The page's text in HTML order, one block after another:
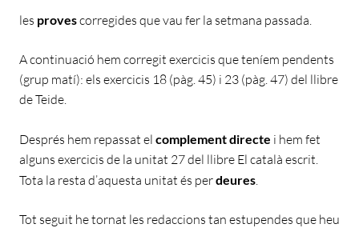
les provescorregides que vau fer la setmana passada.
A continuació hem corregit exercicis que teníem pendents
(grup matí): els exercicis 18 (pàg. 45) i 23 (pàg. 47) del llibre
de Teide.
Després hem repassat el complement directe i hem fet
alguns exercicis de la unitat 27 del llibre El català escrit.
Tota la resta d’aquesta unitat és perdeures
Tot seguit he tornat les redaccions tan estupendes que heu